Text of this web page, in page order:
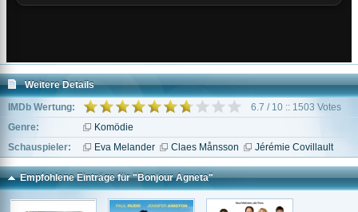
Weitere Details
IMDb Wertung:
6.7 / 10 :: 1503 Votes
Genre:
Komödie
Schauspieler:
Eva Melander Claes Månsson Jérémie Covillault
Empfohlene Einträge für "Bonjour Agneta"